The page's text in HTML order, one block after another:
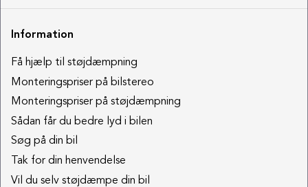
Information
Få hjælp til støjdæmpning
Monteringspriser på bilstereo
Monteringspriser på støjdæmpning
Sådan får du bedre lyd i bilen
Søg på din bil
Tak for din henvendelse
Vil du selv støjdæmpe din bil